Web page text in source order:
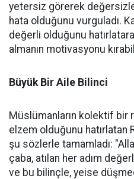
yetersiz görerek
hata olduğunu vurguladı.
değerli olduğunu
almanın motivasyonu
Büyük Bir Aile Bilinci
Müslümanların kolektif bir
elzem olduğunu hatırlatan
şu sözlerle tamamladı:
çaba, atılan her adım
ve bu bilinçle, yeise